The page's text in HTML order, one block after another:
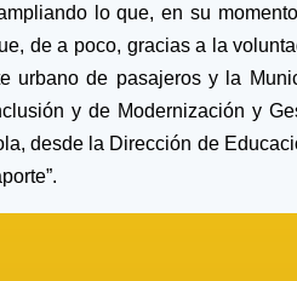
lo que, en su
de a poco, gracias a la
urbano de pasajeros y la
y de Modernización y
desde la Dirección de